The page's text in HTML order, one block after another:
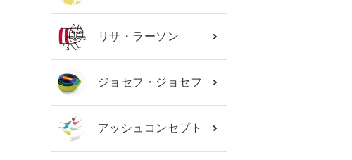
リサ・ラーソン
ジョセフ・ジョセフ
アッシュコンセプト